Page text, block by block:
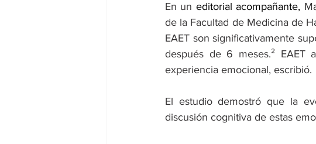
En un editorial acompañante,
de la Facultad de Medicina de
EAET son significativamente
después de 6 meses.²
experiencia emocional, escribió.
El estudio demostró que la
discusión cognitiva de estas